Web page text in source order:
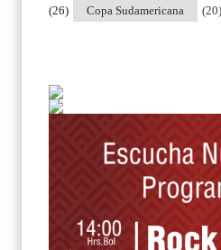
Copa Sudamericana
(26) (20)